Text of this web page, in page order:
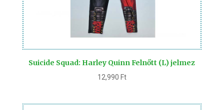
Suicide Squad: Harley Quinn Felnőtt (L) jelmez
12,990 Ft